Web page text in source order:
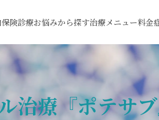
保険診療お悩みから探す治療メニュー料金
療『ポテサ